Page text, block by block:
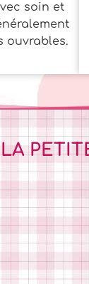
soin et
ouvrables.